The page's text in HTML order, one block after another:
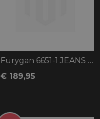
Furygan 6651-1 JEANS D12 X KEVLAR STRAIG
€ 189,95